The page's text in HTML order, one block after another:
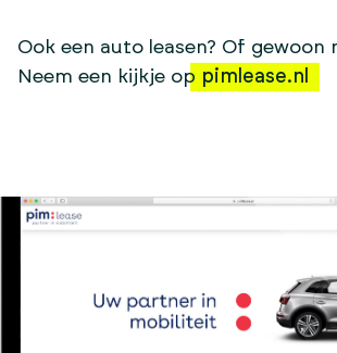
Ook een auto leasen? Of gewoon
Neem een kijkje op pimlease.nl